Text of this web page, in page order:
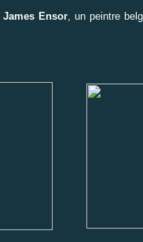
James Ensor, un peintre